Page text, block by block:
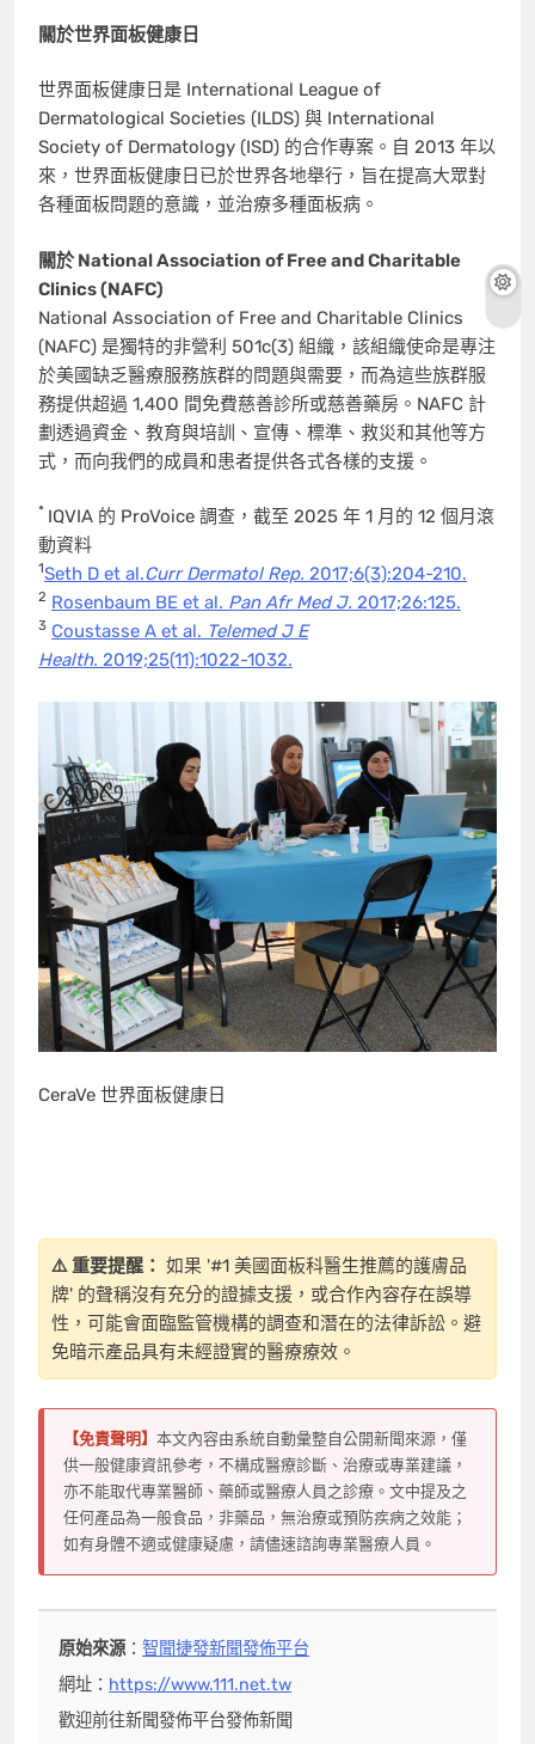
關於世界面板健康日
世界面板健康日是 International League of
Dermatological Societies (ILDS) 與 International
Society of Dermatology (ISD) 的合作專案。自 2013 年以
來，世界面板健康日已於世界各地舉行，旨在提高大眾對
各種面板問題的意識，並治療多種面板病。
關於 National Association of Free and Charitable
Clinics (NAFC)
National Association of Free and Charitable Clinics
(NAFC) 是獨特的非營利 501c(3) 組織，該組織使命是專注
於美國缺乏醫療服務族群的問題與需要，而為這些族群服
務提供超過 1,400 間免費慈善診所或慈善藥房。NAFC 計
劃透過資金、教育與培訓、宣傳、標準、救災和其他等方
式，而向我們的成員和患者提供各式各樣的支援。
* IQVIA 的 ProVoice 調查，截至 2025 年 1 月的 12 個月滾
動資料
1Seth D et al.Curr Dermatol Rep. 2017;6(3):204-210.
2 Rosenbaum BE et al. Pan Afr Med J. 2017;26:125.
3 Coustasse A et al. Telemed J E
Health. 2019;25(11):1022-1032.
CeraVe 世界面板健康日
⚠️ 重要提醒： 如果 '#1 美國面板科醫生推薦的護膚品
牌' 的聲稱沒有充分的證據支援，或合作內容存在誤導
性，可能會面臨監管機構的調查和潛在的法律訴訟。避
免暗示產品具有未經證實的醫療療效。
【免責聲明】 本文內容由系統自動彙整自公開新聞來源，僅
供一般健康資訊參考，不構成醫療診斷、治療或專業建議，
亦不能取代專業醫師、藥師或醫療人員之診療。文中提及之
任何產品為一般食品，非藥品，無治療或預防疾病之效能；
如有身體不適或健康疑慮，請儘速諮詢專業醫療人員。
原始來源：智聞捷發新聞發佈平台
網址： https://www.111.net.tw
歡迎前往新聞發佈平台發佈新聞